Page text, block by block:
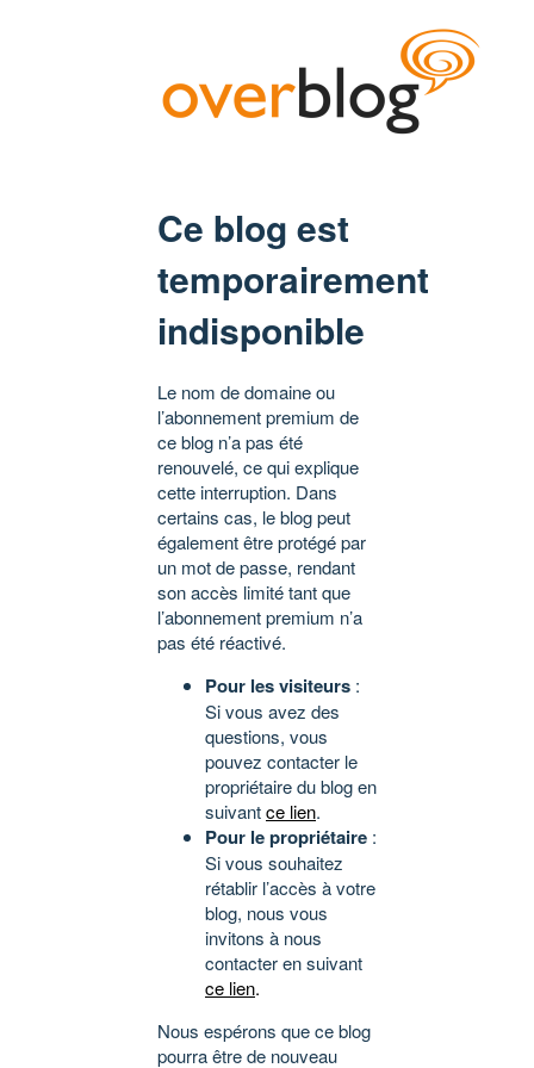
Ce blog est
temporairement
indisponible
Le nom de domaine ou
l’abonnement premium de
ce blog n’a pas été
renouvelé, ce qui explique
cette interruption. Dans
certains cas, le blog peut
également être protégé par
un mot de passe, rendant
son accès limité tant que
l’abonnement premium n’a
pas été réactivé.
Pour les visiteurs :
Si vous avez des
questions, vous
pouvez contacter le
propriétaire du blog en
suivantce lien.
Pour le propriétaire :
Si vous souhaitez
rétablir l’accès à votre
blog, nous vous
invitons à nous
contacter en suivant
ce lien.
Nous espérons que ce blog
pourra être de nouveau